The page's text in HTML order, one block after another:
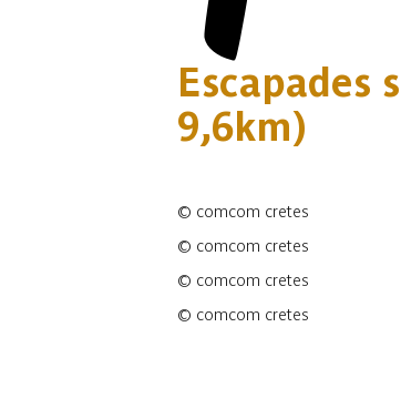
Escapades
9,6km)
© comcom cretes
© comcom cretes
© comcom cretes
© comcom cretes